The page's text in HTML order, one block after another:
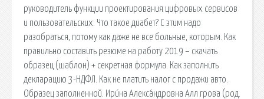
руководитель функции проектирования цифровых сервисов
и пользовательских. Что такое диабет? С этим надо
разобраться, потому как даже не все больные, которым. Как
правильно составить резюме на работу 2019 – скачать
образец (шаблон) + секретная формула. Как заполнить
декларацию 3-НДФЛ. Как не платить налог с продажи авто.
Образец заполненной. Ири́на Алекса́ндровна Алл грова (род.